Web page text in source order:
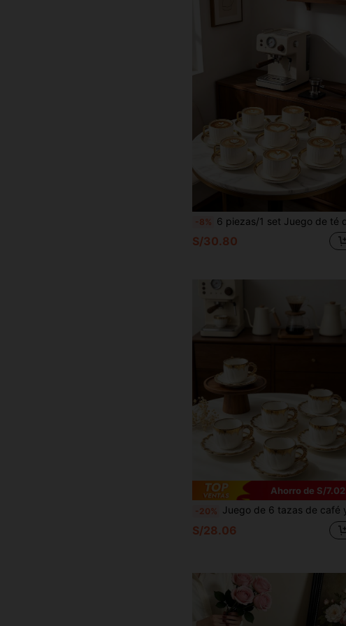
-8% 6 piezas/1 set Juego de té de cerámica de lujo con borde dorado, incluye tazas de café y platos, (estante de hierro no incluido)/Espresso, apto para lavavajillas. Perfecto para cocina del hogar, decoración de mesa, té de la tarde, beber café, regalos personalizados, accesorios de cocina, festival, fiesta, cumpleaños, boda y cena. Regalo del Día de San Valentín para él, Regalo del Día de San Valentín (estante de hierro no incluido)
S/30.80
Ahorro de S/7.02
-20% Juego de 6 tazas de café y platillos con borde floral enchapado en oro, incluye taza de café y platillo, apto para lavavajillas. Adecuado para hotel, restaurante, uso doméstico, decoración de mesa, té de la tarde, tomar café, té de hierbas, regalo personalizado, recuerdo, suministros de cocina, fiesta, cumpleaños, boda, aniversario. Ideal para el Día de San Valentín, Día de la Madre, taza y platillo
S/28.06